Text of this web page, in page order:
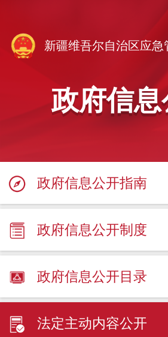
新疆维吾尔自治区应急
政府信
政府信息公开指南
政府信息公开制度
政府信息公开目录
法定主动内容公开